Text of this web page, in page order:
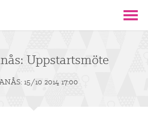
Uppstartsmöte
15/10 2014 17:00